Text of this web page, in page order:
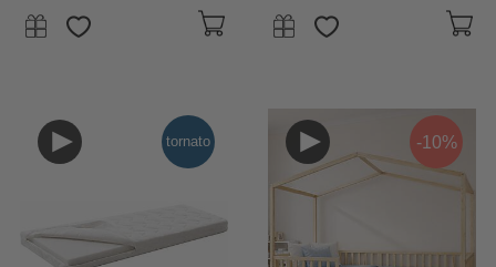
tornato -10%